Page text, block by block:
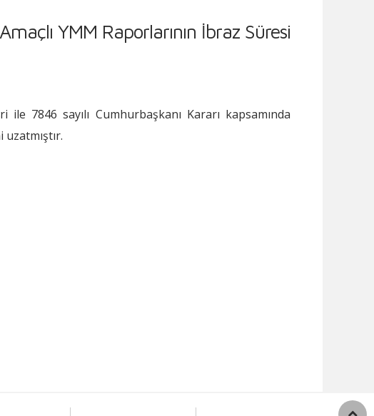
YMM Raporlarının İbraz Süresi
7846 sayılı Cumhurbaşkanı Kararı kapsamında